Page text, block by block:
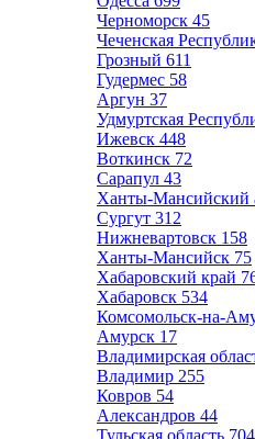
Черноморск 45
Чеченская
Грозный 611
Гудермес 58
Аргун 37
Удмуртская
Ижевск 448
Воткинск 72
Сарапул 43
Ханты-Мансийский
Сургут 312
Нижневартовск 158
Ханты-Мансийск 75
Хабаровский край
Хабаровск 534
Комсомольск-на-
Амурск 17
Владимирская
Владимир 255
Ковров 54
Александров 44
Тульская область 704